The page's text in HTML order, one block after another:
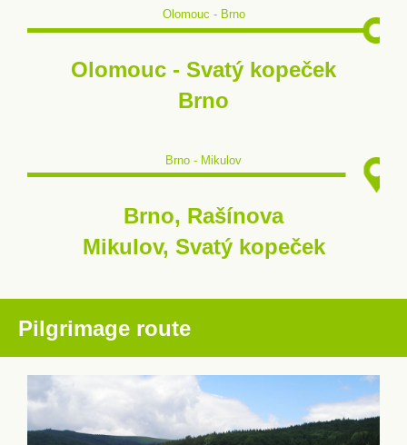
Olomouc - Brno
Olomouc - Svatý kopeček
Brno
Brno - Mikulov
Brno, Rašínova
Mikulov, Svatý kopeček
Pilgrimage route